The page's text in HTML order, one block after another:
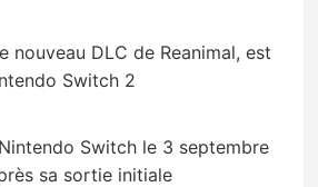
nouveau DLC de Reanimal, est
Switch 2
Switch le 3 septembre
sa sortie initiale